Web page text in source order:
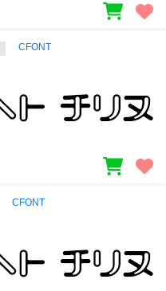
CFONT
CFONT